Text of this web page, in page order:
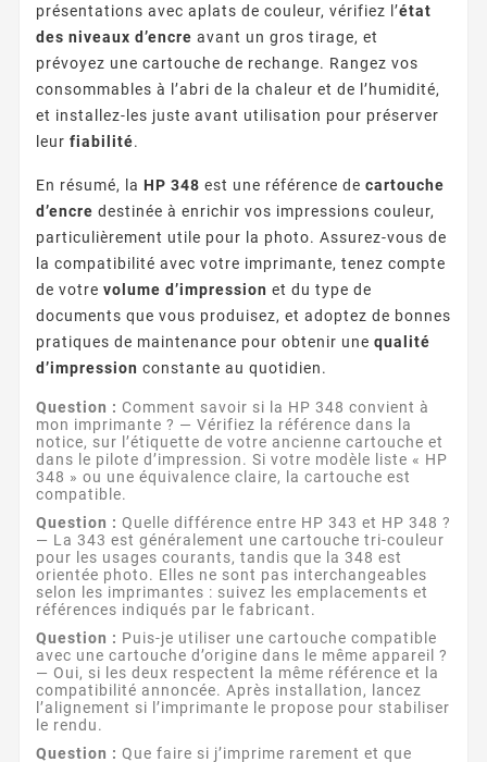
présentations avec aplats de couleur, vérifiez l’état
des niveaux d’encre avant un gros tirage, et
prévoyez une cartouche de rechange. Rangez vos
consommables à l’abri de la chaleur et de l’humidité,
et installez-les juste avant utilisation pour préserver
leur fiabilité.
En résumé, la HP 348 est une référence de cartouche
d’encre destinée à enrichir vos impressions couleur,
particulièrement utile pour la photo. Assurez-vous de
la compatibilité avec votre imprimante, tenez compte
de votre volume d’impression et du type de
documents que vous produisez, et adoptez de bonnes
pratiques de maintenance pour obtenir une qualité
d’impression constante au quotidien.
Question : Comment savoir si la HP 348 convient à
mon imprimante ? — Vérifiez la référence dans la
notice, sur l’étiquette de votre ancienne cartouche et
dans le pilote d’impression. Si votre modèle liste « HP
348 » ou une équivalence claire, la cartouche est
compatible.
Question : Quelle différence entre HP 343 et HP 348 ?
— La 343 est généralement une cartouche tri-couleur
pour les usages courants, tandis que la 348 est
orientée photo. Elles ne sont pas interchangeables
selon les imprimantes : suivez les emplacements et
références indiqués par le fabricant.
Question : Puis-je utiliser une cartouche compatible
avec une cartouche d’origine dans le même appareil ?
— Oui, si les deux respectent la même référence et la
compatibilité annoncée. Après installation, lancez
l’alignement si l’imprimante le propose pour stabiliser
le rendu.
Question : Que faire si j’imprime rarement et que